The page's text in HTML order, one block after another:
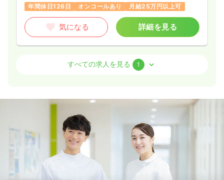
年間休日126日
オンコールあり 月給25万円以上可
気になる 詳細を見る
正看護師
23.5〜25.4 万円/月
9:00～17:00（休憩60分）
日祝休み
オンコールあり ブランク可
第二新卒可
月給25万円以上可
詳細を見る
すべての求人を見る 1